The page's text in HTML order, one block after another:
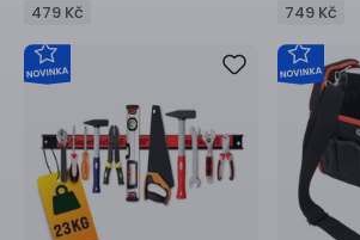
479 Kč
749 Kč